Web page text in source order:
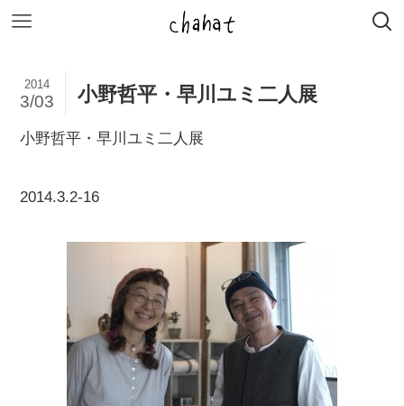
小野哲平・早川ユミ二人展
2014
3/03
小野哲平・早川ユミ二人展
2014.3.2-16